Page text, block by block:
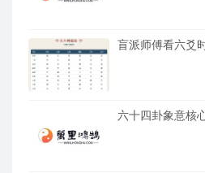
盲派师傅看六爻
六十四卦象意核